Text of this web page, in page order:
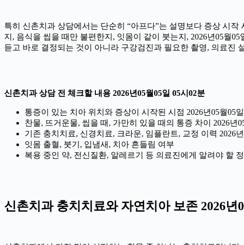
특히 신촌치과 상담에서는 단순히 “아프다”는 설명보다 증상 시
지, 음식을 씹을 때만 불편한지, 잇몸이 같이 붓는지, 2026년05월
듣고 바로 결정되는 것이 아니라 구강검진과 필요한 촬영, 의료진
신촌치과 상담 전 체크할 내용 2026년05월05일 05시02분
통증이 있는 치아 위치와 증상이 시작된 시점 2026년05월05
찬물, 뜨거운물, 씹을 때, 가만히 있을 때의 통증 차이 2026년
기존 충치치료, 신경치료, 크라운, 임플란트, 교정 이력 2026
잇몸 출혈, 붓기, 입냄새, 치아 흔들림 여부
복용 중인 약, 전신질환, 알레르기 등 의료진에게 알려야 할
신촌치과 충치치료와 자연치아 보존 2026년